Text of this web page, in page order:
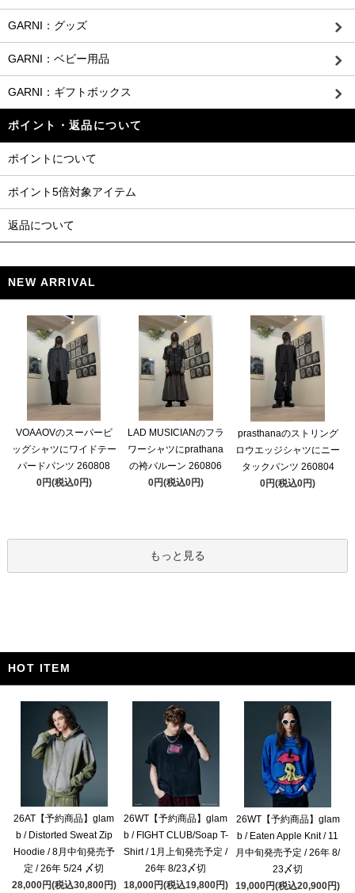
GARNI：グッズ
GARNI：ベビー用品
GARNI：ギフトボックス
ポイント・返品について
ポイントについて
ポイント5倍対象アイテム
返品について
NEW ARRIVAL
VOAAOVのスーパービ
ッグシャツにワイドテー
パードパンツ 260808
0円(税込0円)
LAD MUSICIANのフラ
ワーシャツにprathana
の袴バルーン 260806
0円(税込0円)
prasthanaのストリング
ロウエッジシャツにニー
タックパンツ 260804
0円(税込0円)
もっと見る
HOT ITEM
26AT【予約商品】glam
b / Distorted Sweat Zip
Hoodie / 8月中旬発売予
定 / 26年 5/24 〆切
28,000円(税込30,800円)
26WT【予約商品】glam
b / FIGHT CLUB/Soap T-
Shirt / 1月上旬発売予定 /
26年 8/23〆切
18,000円(税込19,800円)
26WT【予約商品】glam
b / Eaten Apple Knit / 11
月中旬発売予定 / 26年 8/
23〆切
19,000円(税込20,900円)